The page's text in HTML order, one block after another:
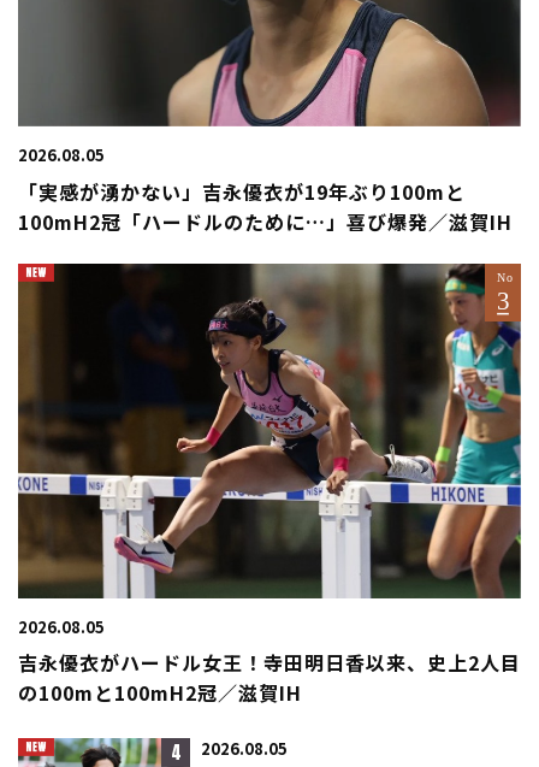
2026.08.05
「実感が湧かない」吉永優衣が19年ぶり100mと
100mH2冠「ハードルのために…」喜び爆発／滋賀IH
2026.08.05
吉永優衣がハードル女王！寺田明日香以来、史上2人目
の100mと100mH2冠／滋賀IH
4 2026.08.05